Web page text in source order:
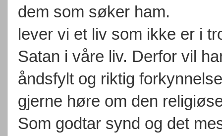
dem som søker ham.
lever vi et liv som ikke er i
Satan i våre liv. Derfor vil
åndsfylt og riktig
gjerne høre om den
Som godtar synd og det